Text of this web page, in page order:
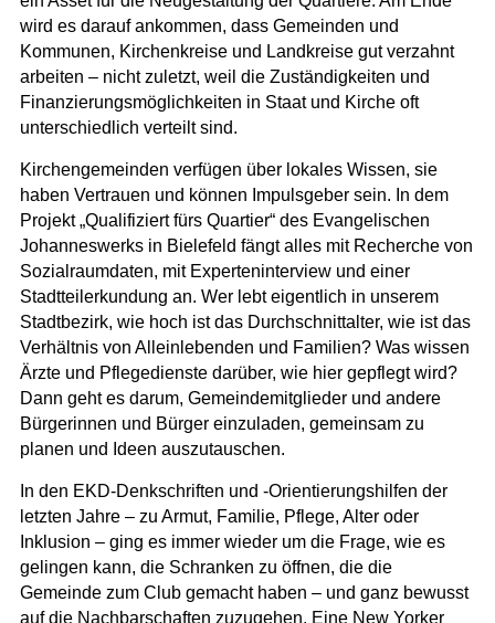
wird es darauf ankommen, dass Gemeinden und
Kommunen, Kirchenkreise und Landkreise gut verzahnt
arbeiten – nicht zuletzt, weil die Zuständigkeiten und
Finanzierungsmöglichkeiten in Staat und Kirche oft
unterschiedlich verteilt sind.
Kirchengemeinden verfügen über lokales Wissen, sie
haben Vertrauen und können Impulsgeber sein. In dem
Projekt „Qualifiziert fürs Quartier“ des Evangelischen
Johanneswerks in Bielefeld fängt alles mit Recherche von
Sozialraumdaten, mit Experteninterview und einer
Stadtteilerkundung an. Wer lebt eigentlich in unserem
Stadtbezirk, wie hoch ist das Durchschnittalter, wie ist das
Verhältnis von Alleinlebenden und Familien? Was wissen
Ärzte und Pflegedienste darüber, wie hier gepflegt wird?
Dann geht es darum, Gemeindemitglieder und andere
Bürgerinnen und Bürger einzuladen, gemeinsam zu
planen und Ideen auszutauschen.
In den EKD-Denkschriften und -Orientierungshilfen der
letzten Jahre – zu Armut, Familie, Pflege, Alter oder
Inklusion – ging es immer wieder um die Frage, wie es
gelingen kann, die Schranken zu öffnen, die die
Gemeinde zum Club gemacht haben – und ganz bewusst
auf die Nachbarschaften zuzugehen. Eine New Yorker